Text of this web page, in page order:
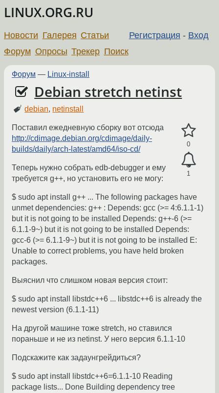
LINUX.ORG.RU
Регистрация - Вход
Новости Галерея Статьи
Форум Опросы Трекер Поиск
Форум — Linux-install
Debian stretch netinst
debian, netinstall
0
1
Поставил ежедневную сборку вот отсюда
http://cdimage.debian.org/cdimage/daily-
builds/daily/arch-latest/amd64/iso-cd/
Теперь нужно собрать edb-debugger и ему
требуется g++, но установить его не могу:
$ sudo apt install g++ ... The following packages have
unmet dependencies: g++ : Depends: gcc (>= 4:6.1.1-1)
but it is not going to be installed Depends: g++-6 (>=
6.1.1-9~) but it is not going to be installed Depends:
gcc-6 (>= 6.1.1-9~) but it is not going to be installed E:
Unable to correct problems, you have held broken
packages.
Выяснил что слишком новая версия стоит:
$ sudo apt install libstdc++6 ... libstdc++6 is already the
newest version (6.1.1-11)
На другой машине тоже stretch, но ставился
пораньше и не из netinst. У него версия 6.1.1-10
Подскажите как задаунгрейдиться?
$ sudo apt install libstdc++6=6.1.1-10 Reading
package lists... Done Building dependency tree